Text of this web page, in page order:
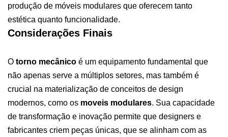
produção de móveis modulares que oferecem tanto
estética quanto funcionalidade.
Considerações Finais
O torno mecânico é um equipamento fundamental que
não apenas serve a múltiplos setores, mas também é
crucial na materialização de conceitos de design
modernos, como os moveis modulares. Sua capacidade
de transformação e inovação permite que designers e
fabricantes criem peças únicas, que se alinham com as